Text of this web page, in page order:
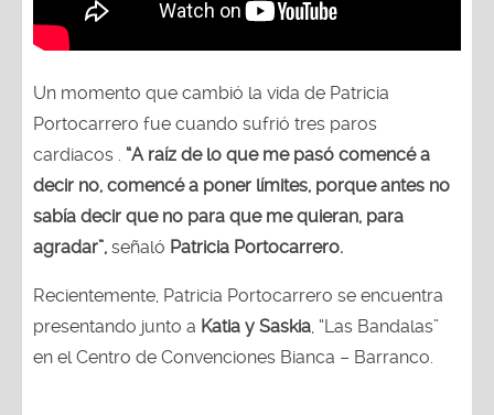
Un momento que cambió la vida de Patricia
Portocarrero fue cuando sufrió tres paros
cardiacos . “A raíz de lo que me pasó comencé a
decir no, comencé a poner límites, porque antes no
sabía decir que no para que me quieran, para
agradar”, señaló Patricia Portocarrero.
Recientemente, Patricia Portocarrero se encuentra
presentando junto a Katia y Saskia, “Las Bandalas”
en el Centro de Convenciones Bianca – Barranco.